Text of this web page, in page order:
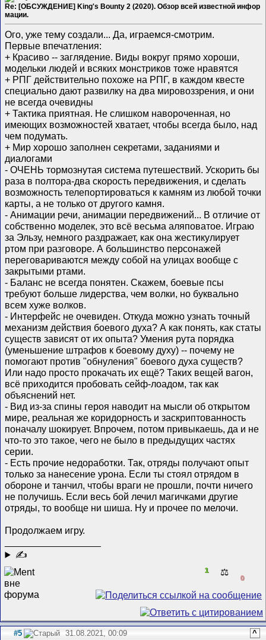
Re: [ОБСУЖДЕНИЕ] King's Bounty 2 (2020). Обзор всей известной инфор
мации.
Ого, уже тему создали... Да, играемся-смотрим.
Первые впечатления:
+ Красиво -- заглядение. Виды вокруг прямо хороши,
модельки людей и всяких монстриков тоже нравятся
+ РПГ действительно похоже на РПГ, в каждом квесте
специально дают развилку на два мировоззрения, и они
не всегда очевидны
+ Тактика приятная. Не слишком навороченная, но
имеющих возможностей хватает, чтобы всегда было, над
чем подумать.
+ Мир хорошо заполнен секретами, заданиями и
диалогами
- ОЧЕНЬ тормознутая система путешествий. Ускорить бы
раза в полтора-два скорость передвижения, и сделать
возможность телепортироваться к камням из любой точки
карты, а не только от другого камня.
- Анимации речи, анимации передвижений... В отличие от
собственно моделек, это всё весьма аляповатое. Играю
за Эльзу, немного раздражает, как она жестикулирует
ртом при разговоре. А большинство персонажей
переговариваются между собой на улицах вообще с
закрытыми ртами.
- Баланс не всегда понятен. Скажем, боевые псы
требуют больше лидерства, чем волки, но буквально
всем хуже волков.
- Интерфейс не очевиден. Откуда можно узнать точный
механизм действия боевого духа? А как понять, как статы
существ зависят от их опыта? Умения рута порядка
(уменьшение штрафов к боевому духу) -- почему не
помогают против "обнуления" боевого духа существ?
Или надо просто прокачать их ещё? Таких вещей вагон,
всё приходится пробовать сейф-лоадом, так как
объяснений нет.
- Вид из-за спины героя наводит на мысли об открытом
мире, реальная же коридорность и заскриптованность
поначалу шокирует. Впрочем, потом привыкаешь, да и не
что-то это такое, чего не было в предыдущих частях
серии.
- Есть прочие недоработки. Так, отряды получают опыт
только за нанесение урона. Если ты стоял отрядом в
обороне и танчил, чтобы враги не прошли, почти ничего
не получишь. Если весь бой лечил магичками другие
отряды, то вообще ни шиша. Ну и прочее по мелочи.
Продолжаем игру.
✍
1 ⚖️
0
#5 31.08.2021, 00:09 ^